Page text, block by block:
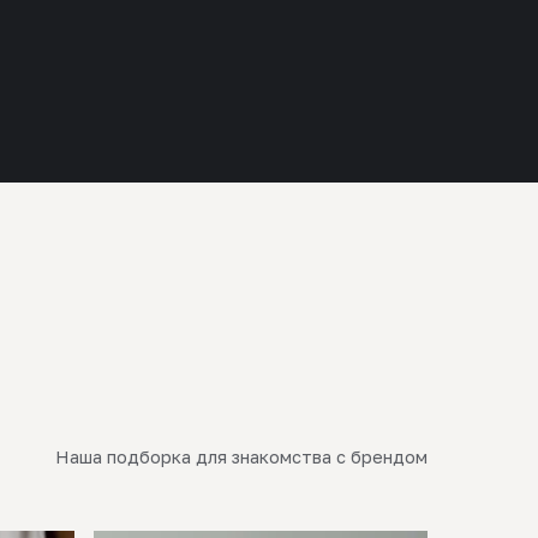
Наша подборка для знакомства с брендом